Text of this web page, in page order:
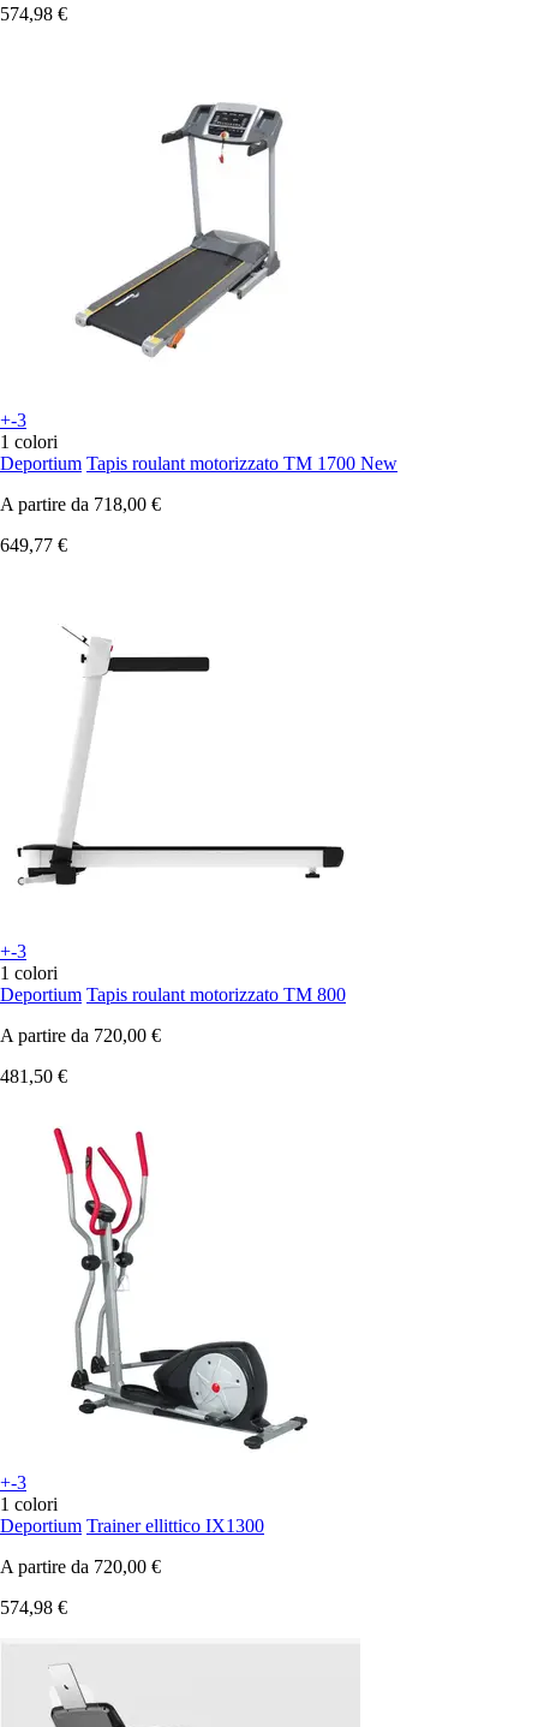
574,98 €
+-3
1 colori
Deportium Tapis roulant motorizzato TM 1700 New
A partire da 718,00 €
649,77 €
+-3
1 colori
Deportium Tapis roulant motorizzato TM 800
A partire da 720,00 €
481,50 €
+-3
1 colori
Deportium Trainer ellittico IX1300
A partire da 720,00 €
574,98 €